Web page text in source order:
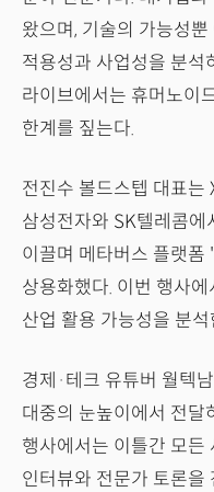
왔으며, 기술의 가능성
적용성과 사업성을 분석
라이브에서는 휴머노이
한계를 짚는다.
전진수 볼드스텝 대표는
삼성전자와 SK텔레콤에
이끌며 메타버스 플랫
상용화했다. 이번 행사에
산업 활용 가능성을 분석
경제·테크 유튜버 월텍
대중의 눈높이에서 전달
행사에서는 이틀간 모든
인터뷰와 전문가 토론을